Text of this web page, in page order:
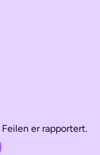
er rapportert.